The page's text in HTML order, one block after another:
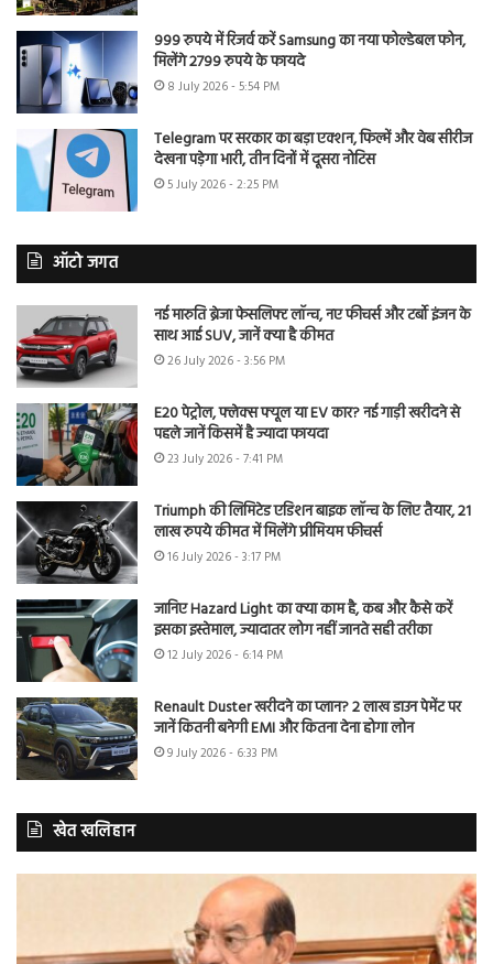
999 रुपये में रिजर्व करें Samsung का नया फोल्डेबल फोन,
मिलेंगे 2799 रुपये के फायदे
8 July 2026 - 5:54 PM
Telegram पर सरकार का बड़ा एक्शन, फिल्में और वेब सीरीज
देखना पड़ेगा भारी, तीन दिनों में दूसरा नोटिस
5 July 2026 - 2:25 PM
ऑटो जगत
नई मारुति ब्रेजा फेसलिफ्ट लॉन्च, नए फीचर्स और टर्बो इंजन के
साथ आई SUV, जानें क्या है कीमत
26 July 2026 - 3:56 PM
E20 पेट्रोल, फ्लेक्स फ्यूल या EV कार? नई गाड़ी खरीदने से
पहले जानें किसमें है ज्यादा फायदा
23 July 2026 - 7:41 PM
Triumph की लिमिटेड एडिशन बाइक लॉन्च के लिए तैयार, 21
लाख रुपये कीमत में मिलेंगे प्रीमियम फीचर्स
16 July 2026 - 3:17 PM
जानिए Hazard Light का क्या काम है, कब और कैसे करें
इसका इस्तेमाल, ज्यादातर लोग नहीं जानते सही तरीका
12 July 2026 - 6:14 PM
Renault Duster खरीदने का प्लान? 2 लाख डाउन पेमेंट पर
जानें कितनी बनेगी EMI और कितना देना होगा लोन
9 July 2026 - 6:33 PM
खेत खलिहान